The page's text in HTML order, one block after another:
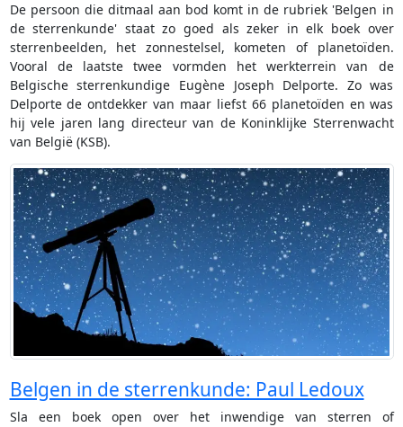
De persoon die ditmaal aan bod komt in de rubriek 'Belgen in
de sterrenkunde' staat zo goed als zeker in elk boek over
sterrenbeelden, het zonnestelsel, kometen of planetoïden.
Vooral de laatste twee vormden het werkterrein van de
Belgische sterrenkundige Eugène Joseph Delporte. Zo was
Delporte de ontdekker van maar liefst 66 planetoïden en was
hij vele jaren lang directeur van de Koninklijke Sterrenwacht
van België (KSB).
Belgen in de sterrenkunde: Paul Ledoux
Sla een boek open over het inwendige van sterren of